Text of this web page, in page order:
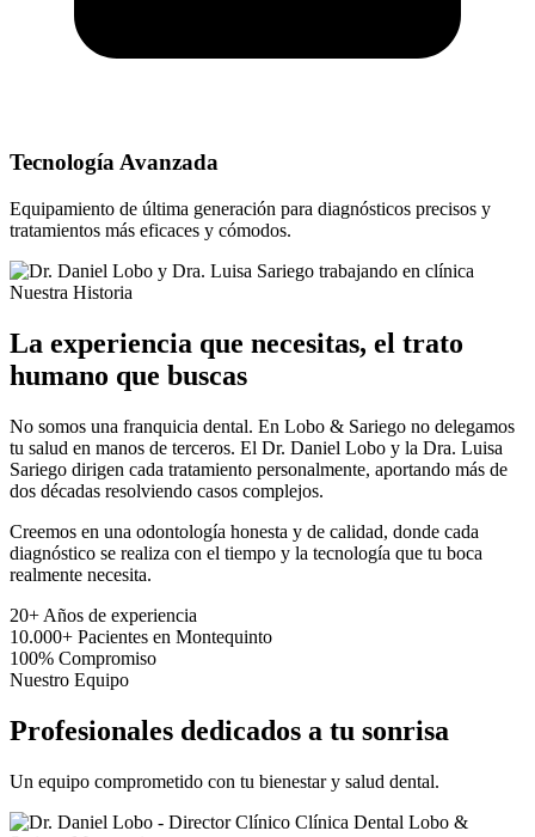
Tecnología Avanzada
Equipamiento de última generación para diagnósticos precisos y
tratamientos más eficaces y cómodos.
Nuestra Historia
La experiencia que necesitas, el trato
humano que buscas
No somos una franquicia dental. En Lobo & Sariego no delegamos
tu salud en manos de terceros. El Dr. Daniel Lobo y la Dra. Luisa
Sariego dirigen cada tratamiento personalmente, aportando más de
dos décadas resolviendo casos complejos.
Creemos en una odontología honesta y de calidad, donde cada
diagnóstico se realiza con el tiempo y la tecnología que tu boca
realmente necesita.
20+ Años de experiencia
10.000+ Pacientes en Montequinto
100% Compromiso
Nuestro Equipo
Profesionales dedicados a tu sonrisa
Un equipo comprometido con tu bienestar y salud dental.